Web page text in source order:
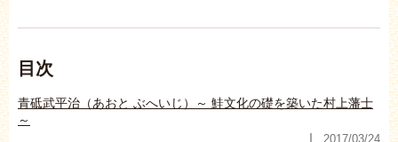
目次
青砥武平治（あおと ぶへいじ）～ 鮭文化の礎を築いた村上藩士
～
2017/03/24